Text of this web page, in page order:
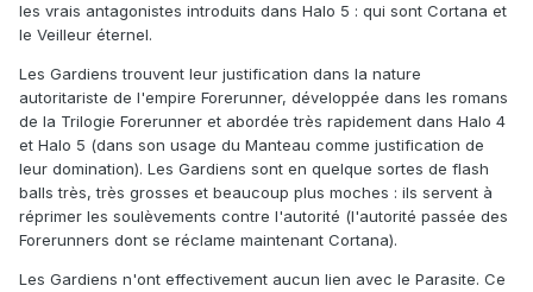
les vrais antagonistes introduits dans Halo 5 : qui sont Cortana et
le Veilleur éternel.
Les Gardiens trouvent leur justification dans la nature
autoritariste de l'empire Forerunner, développée dans les romans
de la Trilogie Forerunner et abordée très rapidement dans Halo 4
et Halo 5 (dans son usage du Manteau comme justification de
leur domination). Les Gardiens sont en quelque sortes de flash
balls très, très grosses et beaucoup plus moches : ils servent à
réprimer les soulèvements contre l'autorité (l'autorité passée des
Forerunners dont se réclame maintenant Cortana).
Les Gardiens n'ont effectivement aucun lien avec le Parasite. Ce